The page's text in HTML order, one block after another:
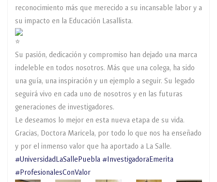
reconocimiento más que merecido a su incansable labor y a
su impacto en la Educación Lasallista.
Su pasión, dedicación y compromiso han dejado una marca
indeleble en todos nosotros. Más que una colega, ha sido
una guía, una inspiración y un ejemplo a seguir. Su legado
seguirá vivo en cada uno de nosotros y en las futuras
generaciones de investigadores.
Le deseamos lo mejor en esta nueva etapa de su vida.
Gracias, Doctora Maricela, por todo lo que nos ha enseñado
y por el inmenso valor que ha aportado a La Salle.
#UniversidadLaSallePuebla #InvestigadoraEmerita
#ProfesionalesConValor